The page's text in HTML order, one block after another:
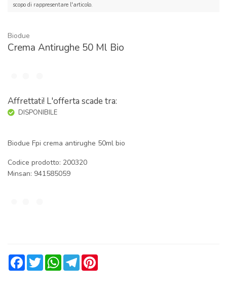
scopo di rappresentare l'articolo.
Biodue
Crema Antirughe 50 Ml Bio
Affrettati! L'offerta scade tra:
DISPONIBILE
Biodue Fpi crema antirughe 50ml bio
Codice prodotto: 200320
Minsan: 941585059
FacebookTwitter WhatsApp
Telegram